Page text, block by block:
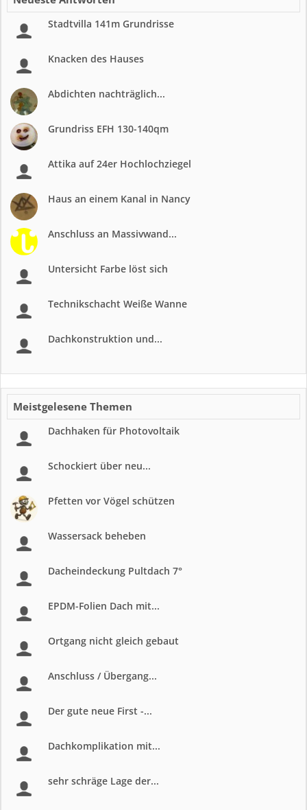
Stadtvilla 141m Grundrisse
Knacken des Hauses
Abdichten nachträglich...
Grundriss EFH 130-140qm
Attika auf 24er Hochlochziegel
Haus an einem Kanal in Nancy
Anschluss an Massivwand...
Untersicht Farbe löst sich
Technikschacht Weiße Wanne
Dachkonstruktion und...
Meistgelesene Themen
Dachhaken für Photovoltaik
Schockiert über neu...
Pfetten vor Vögel schützen
Wassersack beheben
Dacheindeckung Pultdach 7°
EPDM-Folien Dach mit...
Ortgang nicht gleich gebaut
Anschluss / Übergang...
Der gute neue First -...
Dachkomplikation mit...
sehr schräge Lage der...